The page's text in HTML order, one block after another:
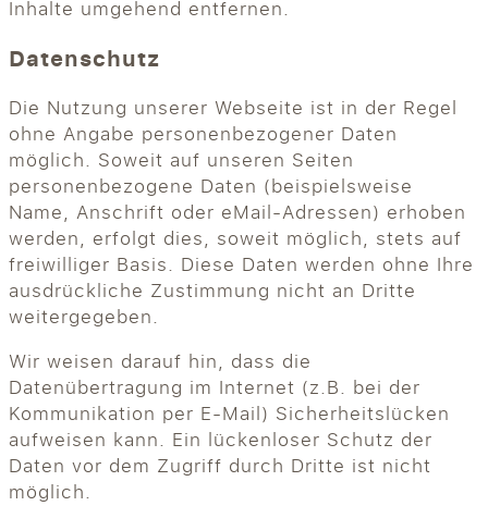
Inhalte umgehend entfernen.
Datenschutz
Die Nutzung unserer Webseite ist in der Regel
ohne Angabe personenbezogener Daten
möglich. Soweit auf unseren Seiten
personenbezogene Daten (beispielsweise
Name, Anschrift oder eMail-Adressen) erhoben
werden, erfolgt dies, soweit möglich, stets auf
freiwilliger Basis. Diese Daten werden ohne Ihre
ausdrückliche Zustimmung nicht an Dritte
weitergegeben.
Wir weisen darauf hin, dass die
Datenübertragung im Internet (z.B. bei der
Kommunikation per E-Mail) Sicherheitslücken
aufweisen kann. Ein lückenloser Schutz der
Daten vor dem Zugriff durch Dritte ist nicht
möglich.